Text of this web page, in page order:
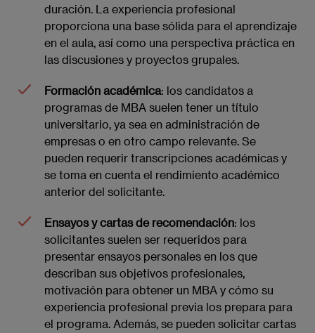
duración. La experiencia profesional
proporciona una base sólida para el aprendizaje
en el aula, así como una perspectiva práctica en
las discusiones y proyectos grupales.
Formación académica: los candidatos a
programas de MBA suelen tener un título
universitario, ya sea en administración de
empresas o en otro campo relevante. Se
pueden requerir transcripciones académicas y
se toma en cuenta el rendimiento académico
anterior del solicitante.
Ensayos y cartas de recomendación: los
solicitantes suelen ser requeridos para
presentar ensayos personales en los que
describan sus objetivos profesionales,
motivación para obtener un MBA y cómo su
experiencia profesional previa los prepara para
el programa. Además, se pueden solicitar cartas